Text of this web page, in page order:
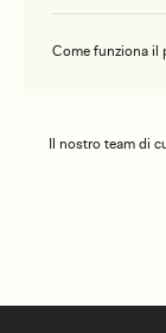
Come funziona il
Il nostro team di